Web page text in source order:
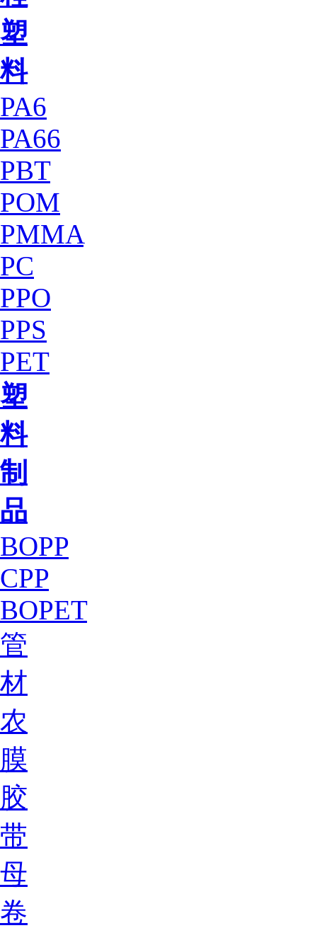
塑
料
PA6
PA66
PBT
POM
PMMA
PC
PPO
PPS
PET
塑
料
制
品
BOPP
CPP
BOPET
管
材
农
膜
胶
带
母
卷